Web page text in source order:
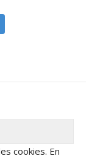
cookies. En